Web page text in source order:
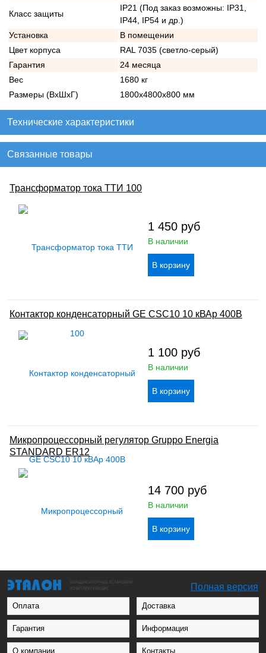
Класс защиты
IP21 (Под заказ возможны: IP31,
IP44, IP54 и др.)
Установка
В помещении
Цвет корпуса
RAL 7035 (светло-серый)
Гарантия
24 месяца
Вес
1680 кг
Размеры (ВхШхГ)
1800х4800х800 мм
Технические характеристики
Связанные товары
Трансформатор тока ТТИ 100
1 450 руб
В наличии
Контактор конденсаторный GE CSC10 10 кВАр 400В
1 100 руб
В наличии
Микропроцессорный регулятор Gruppo Energia
STANDARD ER12
14 700 руб
В наличии
Полная версия
Оплата Доставка
Гарантия Информация
О компании Контакты